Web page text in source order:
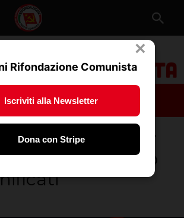
in piazza per
che potevano
×
Rifondazione Comunista
Iscriviti alla Newsletter
Dona con Stripe